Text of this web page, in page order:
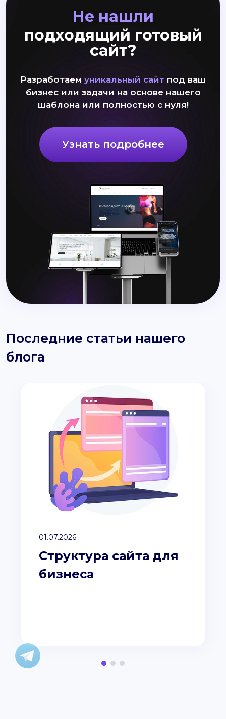
Не нашли
подходящий готовый
сайт?
Разработаем уникальный сайт под ваш
бизнес или задачи на основе нашего
шаблона или полностью с нуля!
Узнать подробнее
Последние статьи нашего
блога
01.07.2026
Структура сайта для
бизнеса